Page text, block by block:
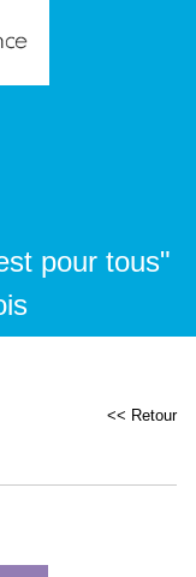
pour tous"
<< Retour